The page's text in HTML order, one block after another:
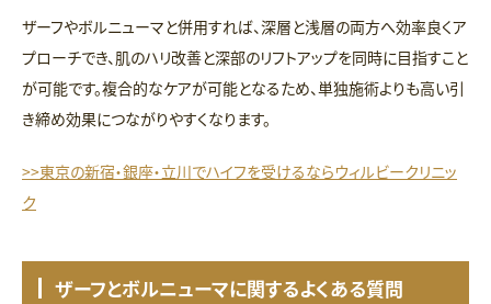
ザーフやボルニューマと併用すれば、深層と浅層の両方へ効率良くア
プローチでき、肌のハリ改善と深部のリフトアップを同時に目指すこと
が可能です。複合的なケアが可能となるため、単独施術よりも高い引
き締め効果につながりやすくなります。
>>東京の新宿・銀座・立川でハイフを受けるならウィルビークリニッ
ク
ザーフとボルニューマに関するよくある質問